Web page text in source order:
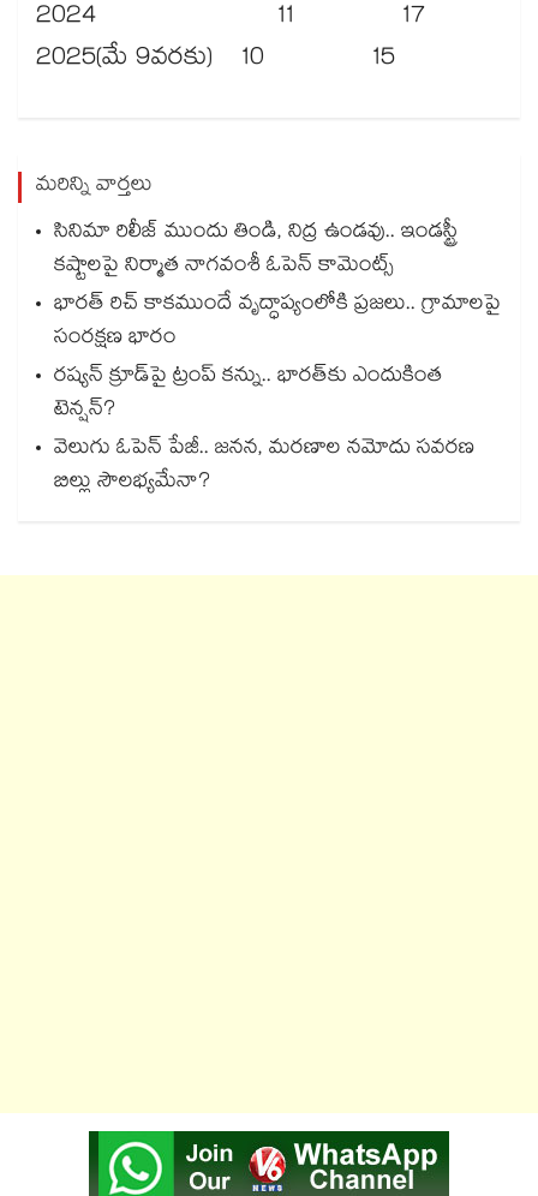
2024 11 17
2025(మే 9వరకు) 10 15
మరిన్ని వార్తలు
సినిమా రిలీజ్ ముందు తిండి, నిద్ర ఉండవు.. ఇండస్ట్రీ
కష్టాలపై నిర్మాత నాగవంశీ ఓపెన్ కామెంట్స్
భారత్ రిచ్ కాకముందే వృద్ధాప్యంలోకి ప్రజలు.. గ్రామాలపై
సంరక్షణ భారం
రష్యన్ క్రూడ్‌పై ట్రంప్ కన్ను.. భారత్‌కు ఎందుకింత
టెన్షన్?
వెలుగు ఓపెన్ పేజీ.. జనన, మరణాల నమోదు సవరణ
బిల్లు సౌలభ్యమేనా?